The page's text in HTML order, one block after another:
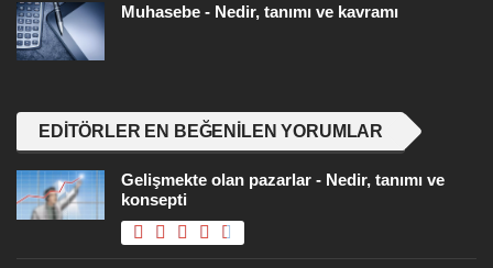
Muhasebe - Nedir, tanımı ve kavramı
EDITÖRLER EN BEĞENILEN YORUMLAR
Gelişmekte olan pazarlar - Nedir, tanımı ve
konsepti